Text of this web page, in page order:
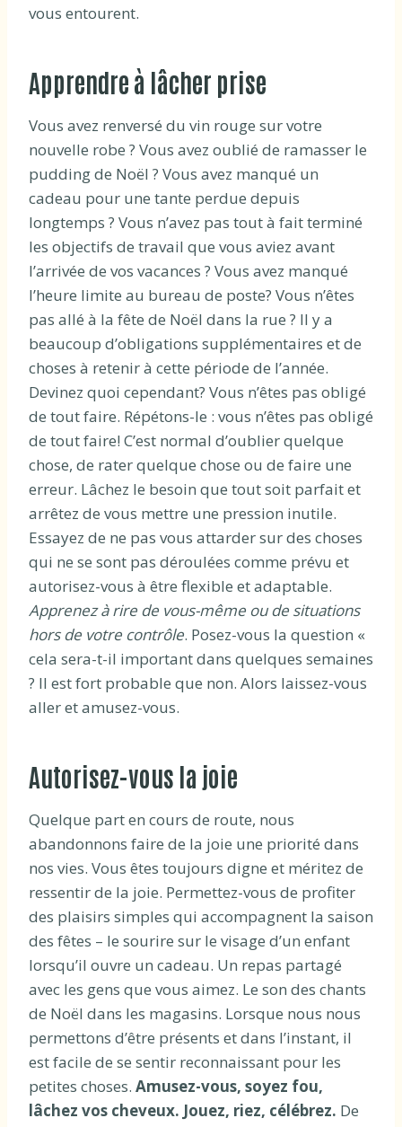
vous entourent.
Apprendre à lâcher prise
Vous avez renversé du vin rouge sur votre
nouvelle robe ? Vous avez oublié de ramasser le
pudding de Noël ? Vous avez manqué un
cadeau pour une tante perdue depuis
longtemps ? Vous n’avez pas tout à fait terminé
les objectifs de travail que vous aviez avant
l’arrivée de vos vacances ? Vous avez manqué
l’heure limite au bureau de poste? Vous n’êtes
pas allé à la fête de Noël dans la rue ? Il y a
beaucoup d’obligations supplémentaires et de
choses à retenir à cette période de l’année.
Devinez quoi cependant? Vous n’êtes pas obligé
de tout faire. Répétons-le : vous n’êtes pas obligé
de tout faire! C’est normal d’oublier quelque
chose, de rater quelque chose ou de faire une
erreur. Lâchez le besoin que tout soit parfait et
arrêtez de vous mettre une pression inutile.
Essayez de ne pas vous attarder sur des choses
qui ne se sont pas déroulées comme prévu et
autorisez-vous à être flexible et adaptable.
Apprenez à rire de vous-même ou de situations
hors de votre contrôle. Posez-vous la question «
cela sera-t-il important dans quelques semaines
? Il est fort probable que non. Alors laissez-vous
aller et amusez-vous.
Autorisez-vous la joie
Quelque part en cours de route, nous
abandonnons faire de la joie une priorité dans
nos vies. Vous êtes toujours digne et méritez de
ressentir de la joie. Permettez-vous de profiter
des plaisirs simples qui accompagnent la saison
des fêtes – le sourire sur le visage d’un enfant
lorsqu’il ouvre un cadeau. Un repas partagé
avec les gens que vous aimez. Le son des chants
de Noël dans les magasins. Lorsque nous nous
permettons d’être présents et dans l’instant, il
est facile de se sentir reconnaissant pour les
petites choses. Amusez-vous, soyez fou,
lâchez vos cheveux. Jouez, riez, célébrez. De